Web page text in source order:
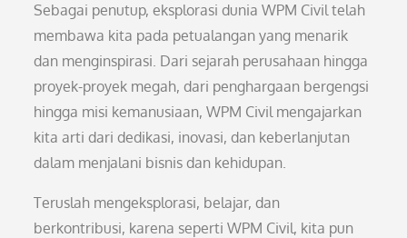
Sebagai penutup, eksplorasi dunia WPM Civil telah
membawa kita pada petualangan yang menarik
dan menginspirasi. Dari sejarah perusahaan hingga
proyek-proyek megah, dari penghargaan bergengsi
hingga misi kemanusiaan, WPM Civil mengajarkan
kita arti dari dedikasi, inovasi, dan keberlanjutan
dalam menjalani bisnis dan kehidupan.
Teruslah mengeksplorasi, belajar, dan
berkontribusi, karena seperti WPM Civil, kita pun